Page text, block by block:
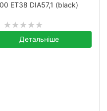
ET38 DIA57,1 (black)
Детальніше